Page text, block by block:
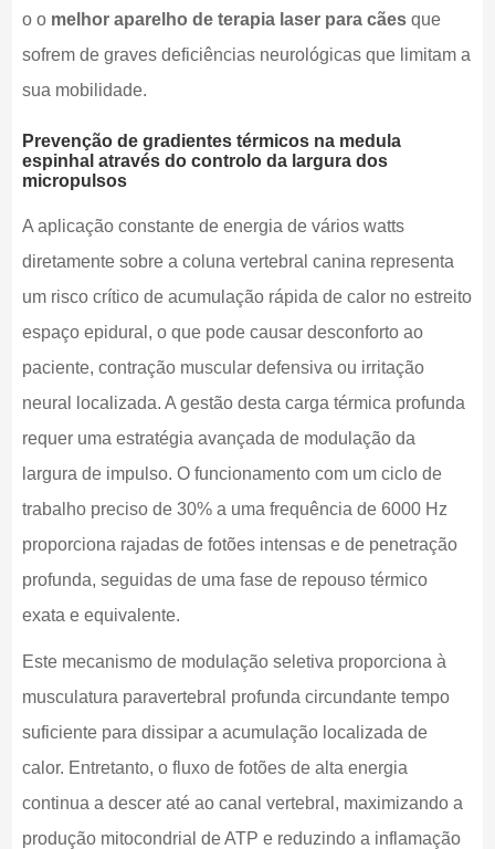
o o melhor aparelho de terapia laser para cãesque
sofrem de graves deficiências neurológicas que limitam a
sua mobilidade.
Prevenção de gradientes térmicos na medula
espinhal através do controlo da largura dos
micropulsos
A aplicação constante de energia de vários watts
diretamente sobre a coluna vertebral canina representa
um risco crítico de acumulação rápida de calor no estreito
espaço epidural, o que pode causar desconforto ao
paciente, contração muscular defensiva ou irritação
neural localizada. A gestão desta carga térmica profunda
requer uma estratégia avançada de modulação da
largura de impulso. O funcionamento com um ciclo de
trabalho preciso de 30% a uma frequência de 6000 Hz
proporciona rajadas de fotões intensas e de penetração
profunda, seguidas de uma fase de repouso térmico
exata e equivalente.
Este mecanismo de modulação seletiva proporciona à
musculatura paravertebral profunda circundante tempo
suficiente para dissipar a acumulação localizada de
calor. Entretanto, o fluxo de fotões de alta energia
continua a descer até ao canal vertebral, maximizando a
produção mitocondrial de ATP e reduzindo a inflamação